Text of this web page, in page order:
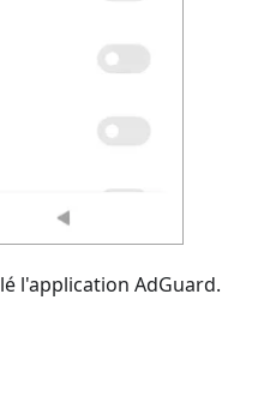
l'application AdGuard.